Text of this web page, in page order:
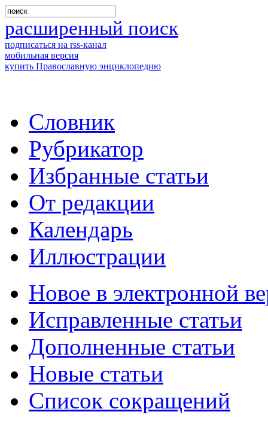
расширенный поиск
подписаться на rss-канал
мобильная версия
купить Православную энциклопедию
Словник
Рубрикатор
Избранные статьи
От редакции
Календарь
Иллюстрации
Новое в электронной
Исправленные статьи
Дополненные статьи
Новые статьи
Список сокращений